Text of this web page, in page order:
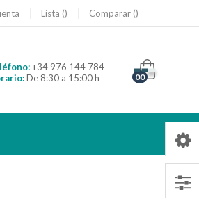
Lista Comparar
+34 976 144 784
De 8:30 a 15:00 h 00